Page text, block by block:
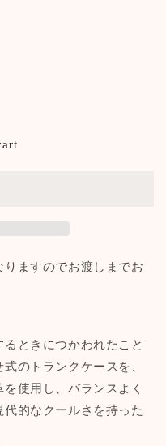
ますのでお渡しまでお
ときにつかわれたこと
のトランクケースを、
使用し、バランスよく
的なクールさを持った